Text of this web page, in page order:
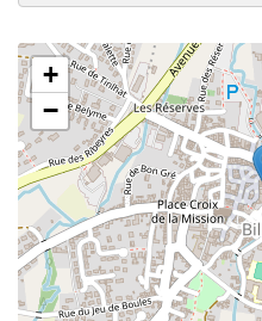
+
−